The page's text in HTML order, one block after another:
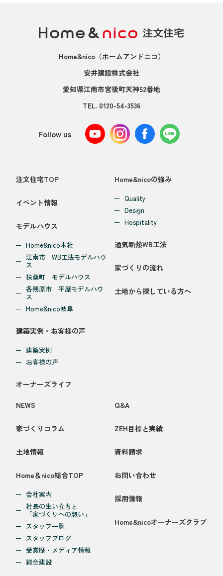
Home&nico（ホームアンドニコ）
安井建設株式会社
愛知県江南市宮後町天神52番地
TEL. 0120-54-3536
Follow us
注文住宅TOP
イベント情報
モデルハウス
Home&nico本社
江南市 WB工法モデルハウ
ス
扶桑町 モデルハウス
各務原市 平屋モデルハウ
ス
Home&nico岐阜
建築実例・お客様の声
建築実例
お客様の声
オーナーズライフ
Home&nicoの強み
Quality
Design
Hospitality
通気断熱WB工法
家づくりの流れ
土地から探している方へ
NEWS
家づくりコラム
土地情報
Home＆nico総合TOP
会社案内
社長の生い立ちと
「家づくりへの想い」
スタッフ一覧
スタッフブログ
受賞歴・メディア情報
総合建設
Q&A
ZEH目標と実績
資料請求
お問い合わせ
採用情報
Home&nicoオーナーズクラブ